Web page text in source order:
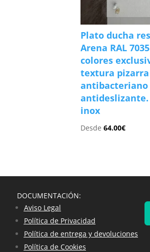
Plato ducha
Arena RAL
colores
textura pizarra
antibacteriano
inox
Desde64.00€
DOCUMENTACIÓN:
Aviso Legal
Política de Privacidad
Política de entrega y devoluciones
Política de Cookies